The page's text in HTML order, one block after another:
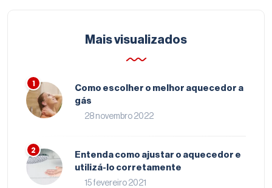
Mais visualizados
Como escolher o melhor aquecedor a
gás
28 novembro 2022
Entenda como ajustar o aquecedor e
utilizá-lo corretamente
15 fevereiro 2021